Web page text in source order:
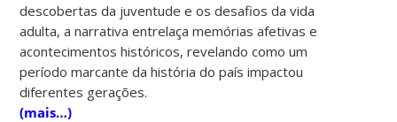
descobertas da juventude e os desafios da vida
adulta, a narrativa entrelaça memórias afetivas e
acontecimentos históricos, revelando como um
período marcante da história do país impactou
diferentes gerações.
(mais…)